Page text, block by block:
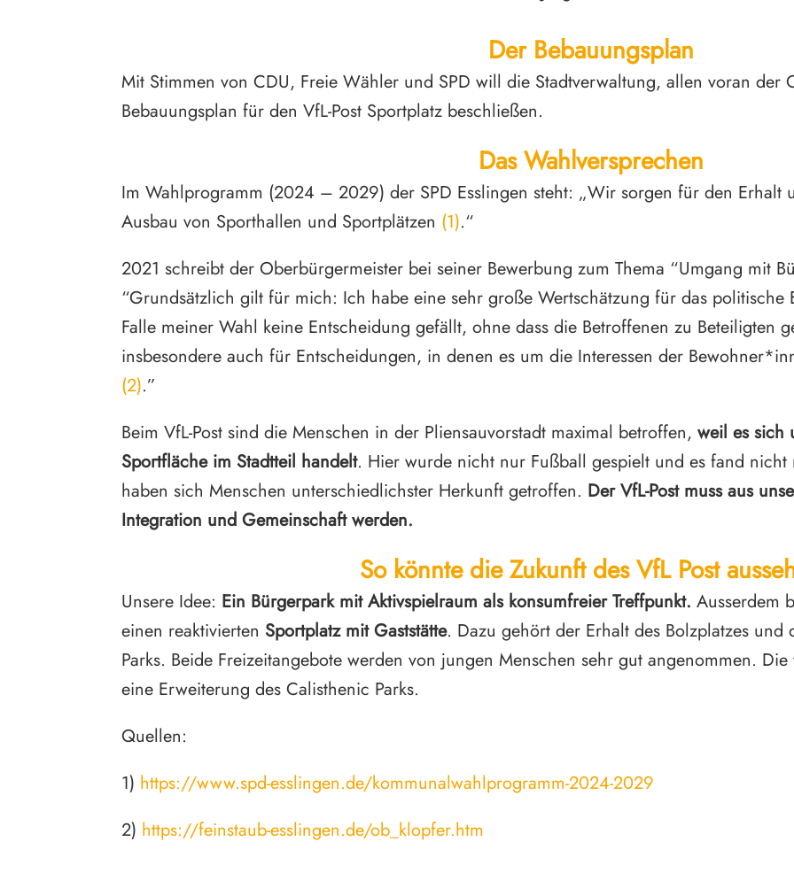
Der Bebauungsplan
Mit Stimmen von CDU, Freie Wähler und SPD will die Stadtverwaltung, allen voran der
Bebauungsplan für den VfL-Post Sportplatz beschließen.
Das Wahlversprechen
Im Wahlprogramm (2024 – 2029) der SPD Esslingen steht: „Wir sorgen für den Erhalt
Ausbau von Sporthallen und Sportplätzen (1).“
2021 schreibt der Oberbürgermeister bei seiner Bewerbung zum Thema “Umgang mit
“Grundsätzlich gilt für mich: Ich habe eine sehr große Wertschätzung für das politische
Falle meiner Wahl keine Entscheidung gefällt, ohne dass die Betroffenen zu Beteiligten
insbesondere auch für Entscheidungen, in denen es um die Interessen der
(2).”
Beim VfL-Post sind die Menschen in der Pliensauvorstadt maximal betroffen, weil es sich
Sportfläche im Stadtteil handelt. Hier wurde nicht nur Fußball gespielt und es fand nicht
haben sich Menschen unterschiedlichster Herkunft getroffen. Der VfL-Post muss aus
Integration und Gemeinschaft werden.
So könnte die Zukunft des VfL Post
Unsere Idee: Ein Bürgerpark mit Aktivspielraum als konsumfreier Treffpunkt. Ausserdem
einen reaktivierten Sportplatz mit Gaststätte. Dazu gehört der Erhalt des Bolzplatzes und
Parks. Beide Freizeitangebote werden von jungen Menschen sehr gut angenommen.
eine Erweiterung des Calisthenic Parks.
Quellen:
1) https://www.spd-esslingen.de/kommunalwahlprogramm-2024-2029
2) https://feinstaub-esslingen.de/ob_klopfer.htm